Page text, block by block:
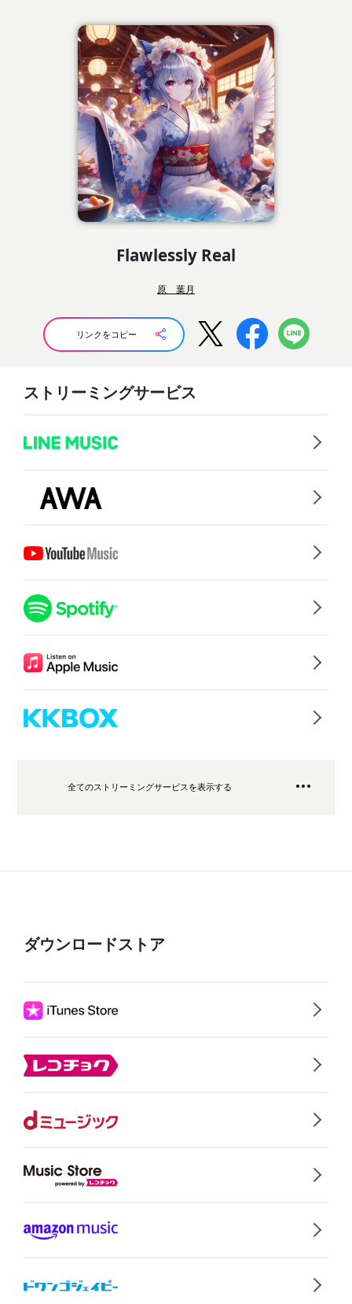
Flawlessly Real
原 葉月
リンクをコピー
ストリーミングサービス
全てのストリーミングサービスを表示する
ダウンロードストア